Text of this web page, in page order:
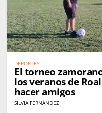
DEPORTES
El torneo
los veranos de
hacer amigos
SILVIA FERNÁNDEZ